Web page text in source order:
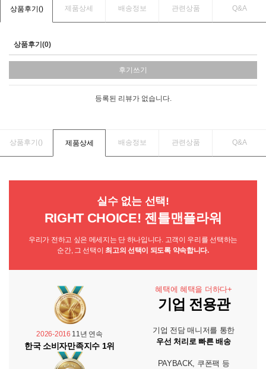
상품후기() 제품상세 배송정보 관련상품 Q&A
상품후기(0)
후기쓰기
등록된 리뷰가 없습니다.
상품후기() 제품상세 배송정보 관련상품 Q&A
실수 없는 선택!
RIGHT CHOICE! 젠틀맨플라워
우리가 전하고 싶은 메세지는 단 하나입니다. 고객이 우리를 선택하는
순간, 그 선택이 최고의 선택이 되도록 약속합니다.
2026-2016 11년 연속
한국 소비자만족지수 1위
혜택에 혜택을 더하다+
기업 전용관
기업 전담 매니저를 통한
우선 처리로 빠른 배송
PAYBACK, 쿠폰팩 등